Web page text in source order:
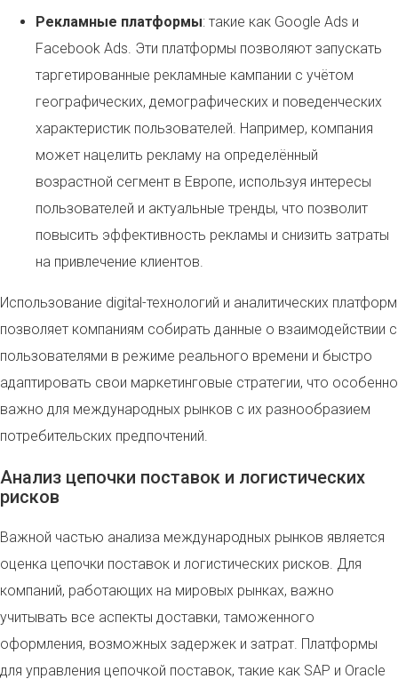
Рекламные платформы: такие как Google Ads и
Facebook Ads. Эти платформы позволяют запускать
таргетированные рекламные кампании с учётом
географических, демографических и поведенческих
характеристик пользователей. Например, компания
может нацелить рекламу на определённый
возрастной сегмент в Европе, используя интересы
пользователей и актуальные тренды, что позволит
повысить эффективность рекламы и снизить затраты
на привлечение клиентов.
Использование digital-технологий и аналитических платформ
позволяет компаниям собирать данные о взаимодействии с
пользователями в режиме реального времени и быстро
адаптировать свои маркетинговые стратегии, что особенно
важно для международных рынков с их разнообразием
потребительских предпочтений.
Анализ цепочки поставок и логистических
рисков
Важной частью анализа международных рынков является
оценка цепочки поставок и логистических рисков. Для
компаний, работающих на мировых рынках, важно
учитывать все аспекты доставки, таможенного
оформления, возможных задержек и затрат. Платформы
для управления цепочкой поставок, такие как SAP и Oracle